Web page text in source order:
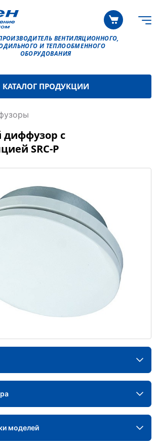
ВЕНТИЛЯЦИОННОГО,
И ТЕПЛООБМЕННОГО
ОБОРУДОВАНИЯ
КАТАЛОГ ПРОДУКЦИИ
с
SRC-P
моделей